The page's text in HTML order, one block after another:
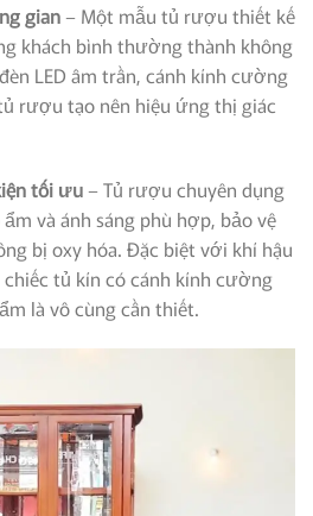
gian– Một mẫu tủ rượu thiết kế
khách bình thường thành không
LED âm trần, cánh kính cường
rượu tạo nên hiệu ứng thị giác
tối ưu– Tủ rượu chuyên dụng
và ánh sáng phù hợp, bảo vệ
bị oxy hóa. Đặc biệt với khí hậu
chiếc tủ kín có cánh kính cường
là vô cùng cần thiết.